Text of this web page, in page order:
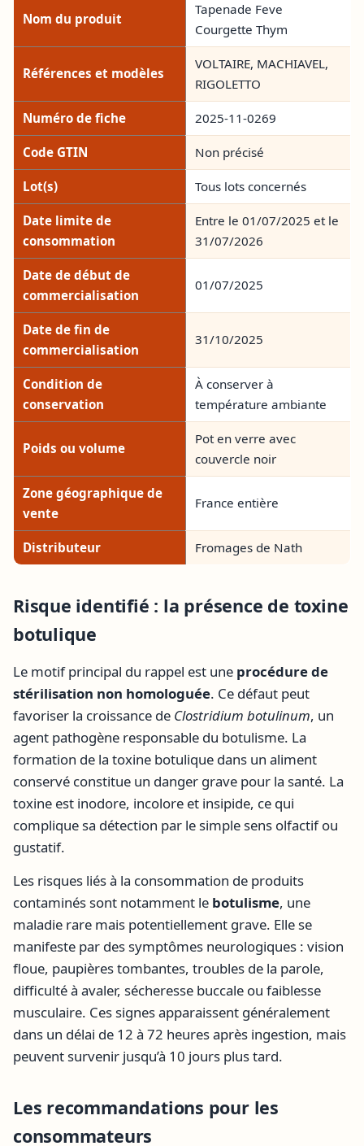
Nom du produit
Tapenade Feve
Courgette Thym
Références et modèles
VOLTAIRE, MACHIAVEL,
RIGOLETTO
Numéro de fiche 2025-11-0269
Code GTIN Non précisé
Lot(s) Tous lots concernés
Date limite de
consommation
Entre le 01/07/2025 et le
31/07/2026
Date de début de
commercialisation
01/07/2025
Date de fin de
commercialisation
31/10/2025
Condition de
conservation
À conserver à
température ambiante
Poids ou volume
Pot en verre avec
couvercle noir
Zone géographique de
vente
France entière
Distributeur Fromages de Nath
Risque identifié : la présence de toxine
botulique
Le motif principal du rappel est une procédure de
stérilisation non homologuée. Ce défaut peut
favoriser la croissance de Clostridium botulinum, un
agent pathogène responsable du botulisme. La
formation de la toxine botulique dans un aliment
conservé constitue un danger grave pour la santé. La
toxine est inodore, incolore et insipide, ce qui
complique sa détection par le simple sens olfactif ou
gustatif.
Les risques liés à la consommation de produits
contaminés sont notamment le botulisme, une
maladie rare mais potentiellement grave. Elle se
manifeste par des symptômes neurologiques : vision
floue, paupières tombantes, troubles de la parole,
difficulté à avaler, sécheresse buccale ou faiblesse
musculaire. Ces signes apparaissent généralement
dans un délai de 12 à 72 heures après ingestion, mais
peuvent survenir jusqu’à 10 jours plus tard.
Les recommandations pour les
consommateurs